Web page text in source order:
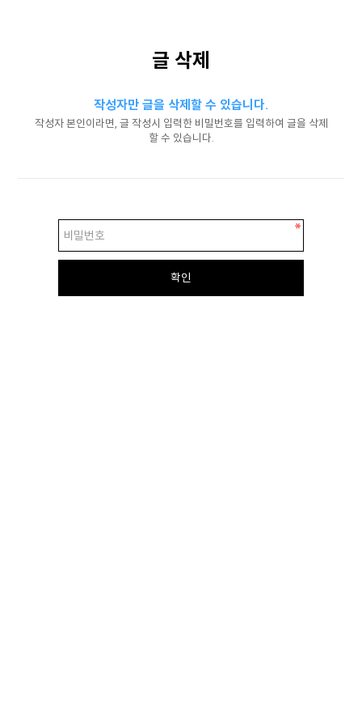
글 삭제
작성자만 글을 삭제할 수 있습니다.
작성자 본인이라면, 글 작성시 입력한 비밀번호를 입력하여 글을 삭제
할 수 있습니다.